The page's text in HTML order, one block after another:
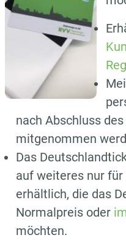
nach Abschluss
mitgenommen
Das
auf weiteres nur für
erhältlich, die das
Normalpreis oder
möchten.